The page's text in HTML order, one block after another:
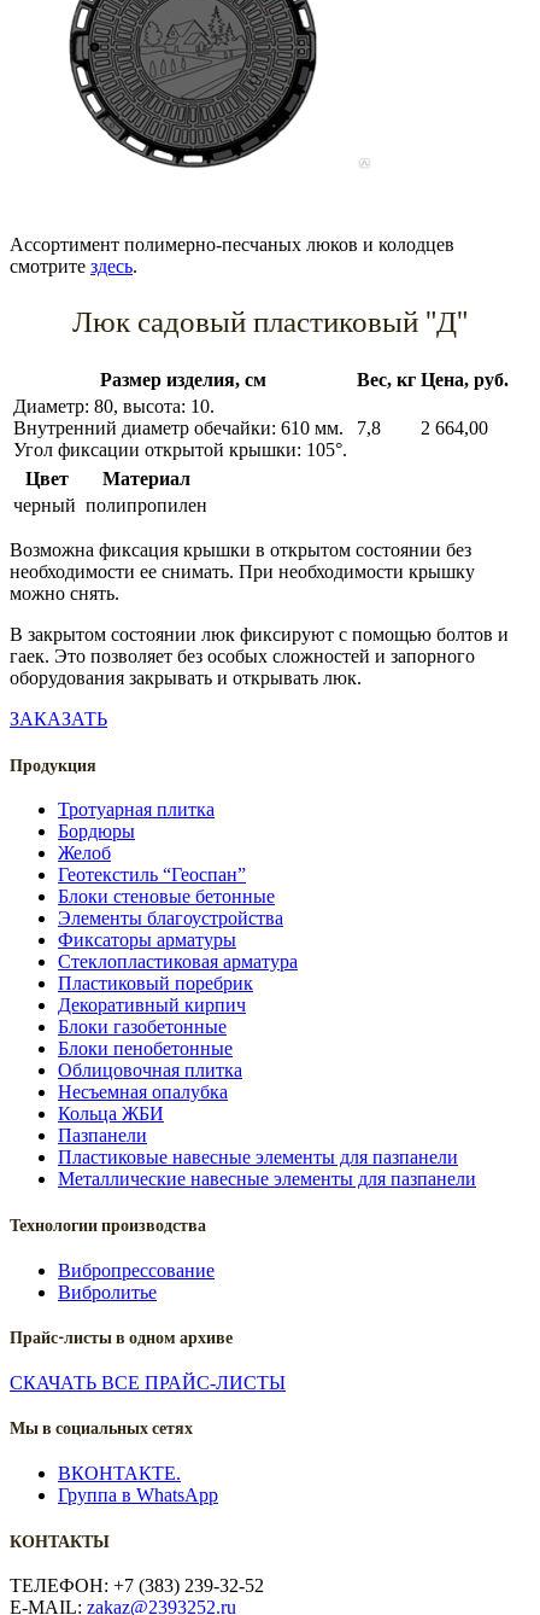
Ассортимент полимерно-песчаных люков и колодцев
смотрите здесь.
Люк садовый пластиковый "Д"
Размер изделия, см Вес, кг Цена, руб.
Диаметр: 80, высота: 10.
Внутренний диаметр обечайки: 610 мм.
Угол фиксации открытой крышки: 105°.
7,8 2 664,00
Цвет
Материал
черный полипропилен
Возможна фиксация крышки в открытом состоянии без
необходимости ее снимать. При необходимости крышку
можно снять.
В закрытом состоянии люк фиксируют с помощью болтов и
гаек. Это позволяет без особых сложностей и запорного
оборудования закрывать и открывать люк.
ЗАКАЗАТЬ
Продукция
Тротуарная плитка
Бордюры
Желоб
Геотекстиль “Геоспан”
Блоки стеновые бетонные
Элементы благоустройства
Фиксаторы арматуры
Стеклопластиковая арматура
Пластиковый поребрик
Декоративный кирпич
Блоки газобетонные
Блоки пенобетонные
Облицовочная плитка
Несъемная опалубка
Кольца ЖБИ
Пазпанели
Пластиковые навесные элементы для пазпанели
Металлические навесные элементы для пазпанели
Технологии производства
Вибропрессование
Вибролитье
Прайс-листы в одном архиве
СКАЧАТЬ ВСЕ ПРАЙС-ЛИСТЫ
Мы в социальных сетях
ВКОНТАКТЕ.
Группа в WhatsApp
КОНТАКТЫ
ТЕЛЕФОН: +7 (383) 239-32-52
E-MAIL: zakaz@2393252.ru